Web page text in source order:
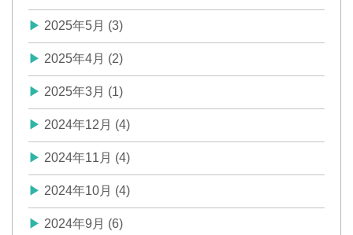
2025年5月 (3)
2025年4月 (2)
2025年3月 (1)
2024年12月 (4)
2024年11月 (4)
2024年10月 (4)
2024年9月 (6)